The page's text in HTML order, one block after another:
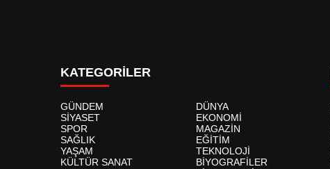
KATEGORİLER
GÜNDEM
DÜNYA
SİYASET
EKONOMİ
SPOR
MAGAZİN
SAĞLIK
EĞİTİM
YAŞAM
TEKNOLOJİ
KÜLTÜR SANAT
BİYOGRAFİLER